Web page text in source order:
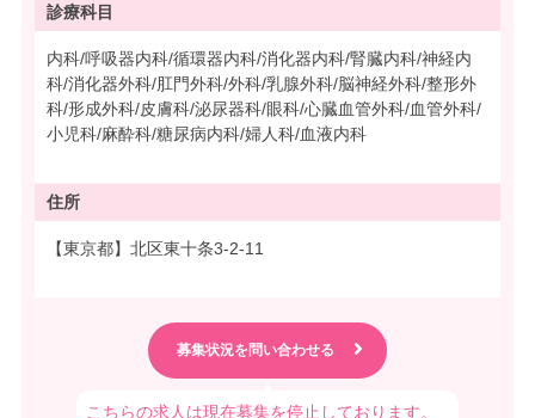
診療科目
内科/呼吸器内科/循環器内科/消化器内科/腎臓内科/神経内
科/消化器外科/肛門外科/外科/乳腺外科/脳神経外科/整形外
科/形成外科/皮膚科/泌尿器科/眼科/心臓血管外科/血管外科/
小児科/麻酔科/糖尿病内科/婦人科/血液内科
住所
【東京都】北区東十条3-2-11
こちらの求人は現在募集を停止しております。